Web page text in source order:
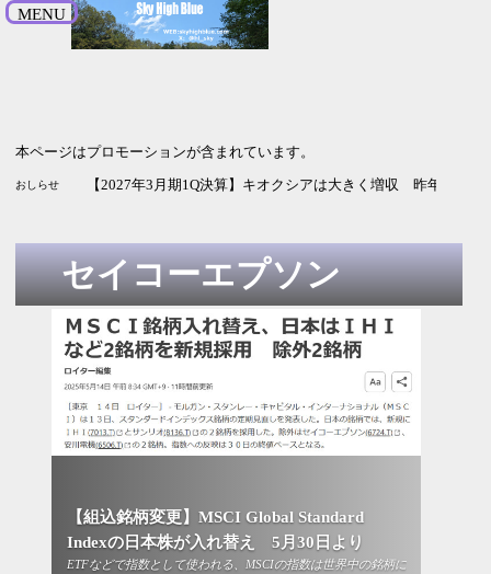
MENU
本ページはプロモーションが含まれています。
おしらせ 【2027年3月期1Q決算】キオクシアは大きく増収 昨年の純
セイコーエプソン
【組込銘柄変更】MSCI Global Standard
Indexの日本株が入れ替え 5月30日より
ETFなどで指数として使われる、MSCIの指数は世界中の銘柄に